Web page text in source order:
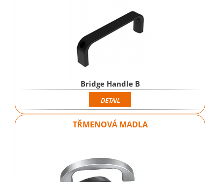
Bridge Handle B
DETAIL
TŘMENOVÁ MADLA